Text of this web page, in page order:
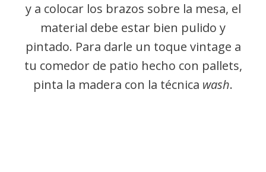
y a colocar los brazos sobre la mesa, el
material debe estar bien pulido y
pintado. Para darle un toque vintage a
tu comedor de patio hecho con pallets,
pinta la madera con la técnica wash.